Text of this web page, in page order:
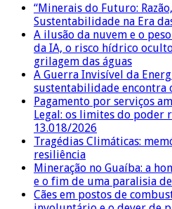
“Minerais do Futuro:
Sustentabilidade na Era
A ilusão da nuvem e o
da IA, o risco hídrico
grilagem das águas
A Guerra Invisível da
sustentabilidade encontra
Pagamento por serviços
Legal: os limites do poder
13.018/2026
Tragédias Climáticas:
resiliência
Mineração no Guaíba: a
e o fim de uma paralisia
Cães em postos de